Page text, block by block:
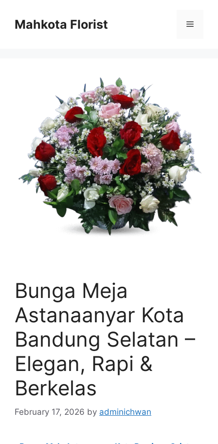
Mahkota Florist
Bunga Meja
Astanaanyar Kota
Bandung Selatan –
Elegan, Rapi &
Berkelas
February 17, 2026 by adminichwan